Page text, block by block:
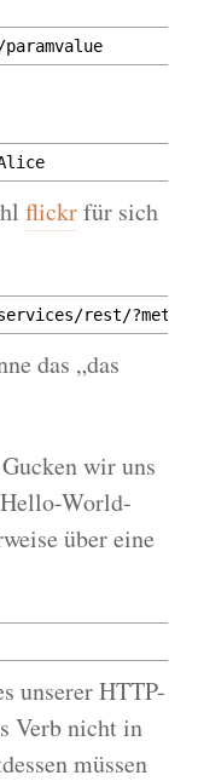
paramvalue
flickrfür sich
rest/
das „das
wir uns
World-
über eine
unserer HTTP-
Verb nicht in
müssen